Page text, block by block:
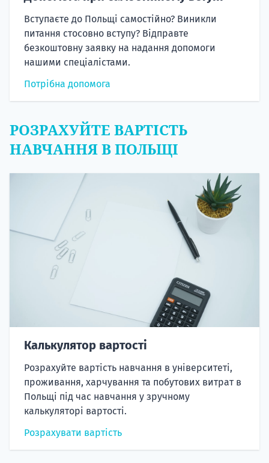
Вступаєте до Польщі самостійно? Виникли
питання стосовно вступу? Відправте
безкоштовну заявку на надання допомоги
нашими спеціалістами.
Потрібна допомога
РОЗРАХУЙТЕ ВАРТІСТЬ
НАВЧАННЯ В ПОЛЬЩІ
Калькулятор вартості
Розрахуйте вартість навчання в університеті,
проживання, харчування та побутових витрат в
Польщі під час навчання у зручному
калькуляторі вартості.
Розрахувати вартість